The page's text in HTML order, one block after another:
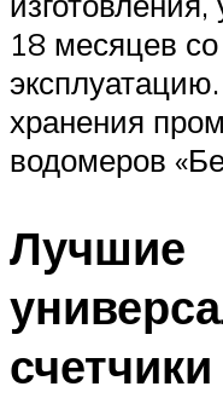
18 месяцев
хранения
водомеров
Лучшие